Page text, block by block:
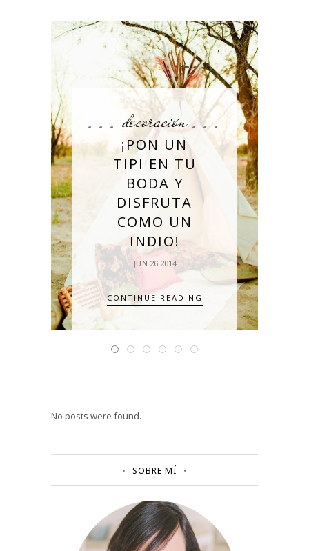
decoración
¡PON UN
TIPI EN TU
BODA Y
DISFRUTA
COMO UN
INDIO!
JUN 26.2014
CONTINUE READING
No posts were found.
SOBRE MÍ